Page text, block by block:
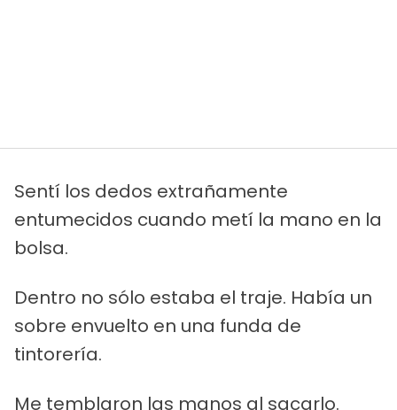
Sentí los dedos extrañamente
entumecidos cuando metí la mano en la
bolsa.
Dentro no sólo estaba el traje. Había un
sobre envuelto en una funda de
tintorería.
Me temblaron las manos al sacarlo.